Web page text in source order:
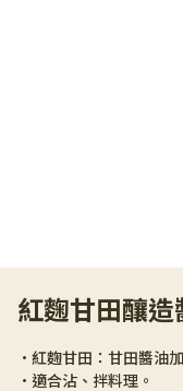
紅麴甘田釀
•紅麴甘田：甘田醬油
•適合沾、拌料理。